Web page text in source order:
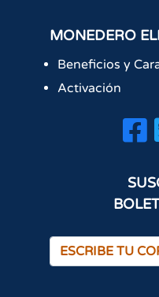
MONEDERO
Beneficios y
Activación